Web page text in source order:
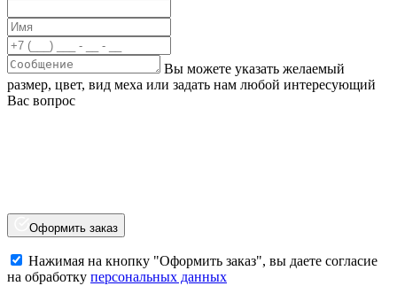
Вы можете указать желаемый
размер, цвет, вид меха или задать нам любой интересующий
Вас вопрос
Оформить заказ
Нажимая на кнопку "Оформить заказ", вы даете согласие
на обработку персональных данных